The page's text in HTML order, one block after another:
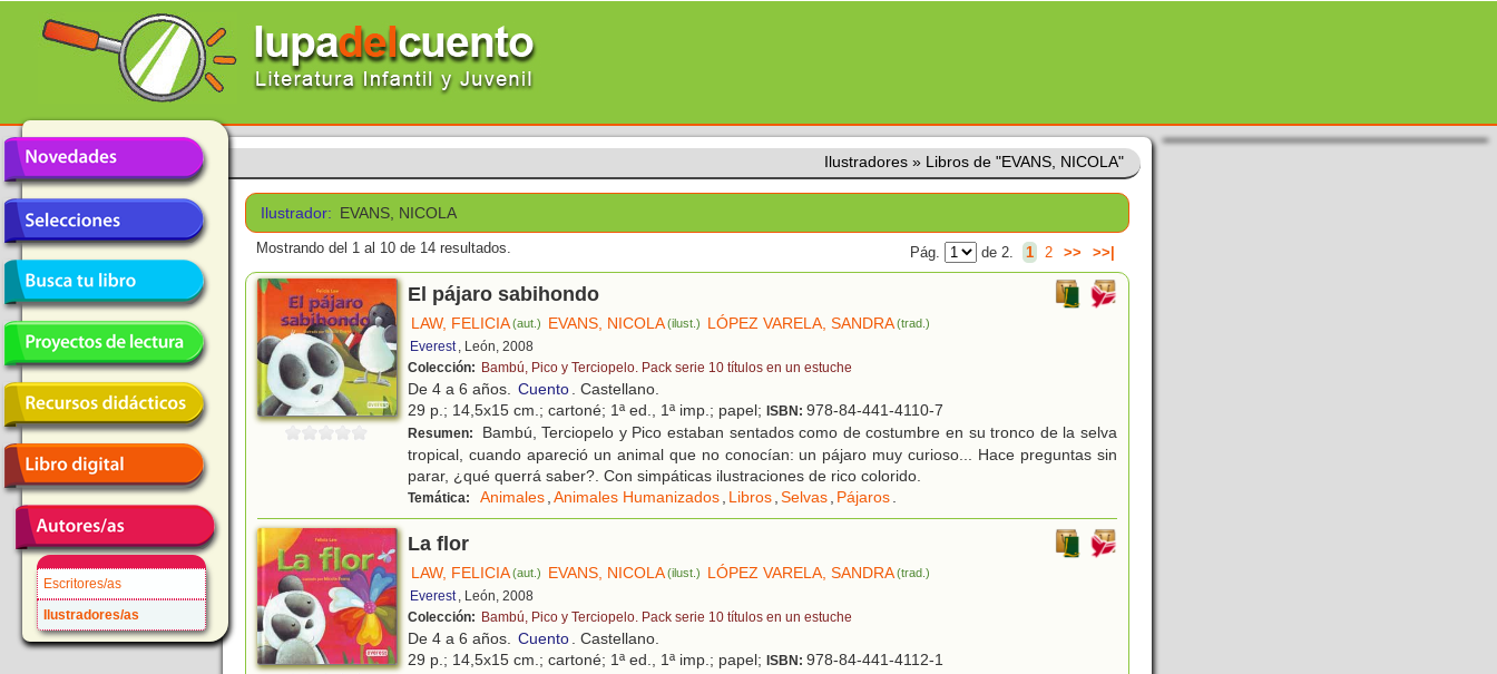
Escritores/as
Ilustradores/as
Ilustradores » Libros de "EVANS, NICOLA"
Ilustrador: EVANS, NICOLA
Mostrando del 1 al 10 de 14 resultados. Pág. de 2. 1 2 >> >>|
El pájaro sabihondo
LAW, FELICIA(aut.) EVANS, NICOLA(ilust.) LÓPEZ VARELA, SANDRA(trad.)
Everest , León, 2008
Colección: Bambú, Pico y Terciopelo. Pack serie 10 títulos en un estuche
De 4 a 6 años. Cuento. Castellano.
29 p.; 14,5x15 cm.; cartoné; 1ª ed., 1ª imp.; papel; ISBN: 978-84-441-4110-7
Resumen:
Bambú, Terciopelo y Pico estaban sentados como de costumbre en su tronco de la selva
tropical, cuando apareció un animal que no conocían: un pájaro muy curioso... Hace preguntas sin
parar, ¿qué querrá saber?. Con simpáticas ilustraciones de rico colorido.
Temática: Animales,Animales Humanizados, Libros,Selvas, Pájaros.
La flor
LAW, FELICIA(aut.) EVANS, NICOLA(ilust.) LÓPEZ VARELA, SANDRA(trad.)
Everest , León, 2008
Colección: Bambú, Pico y Terciopelo. Pack serie 10 títulos en un estuche
De 4 a 6 años. Cuento. Castellano.
29 p.; 14,5x15 cm.; cartoné; 1ª ed., 1ª imp.; papel; ISBN: 978-84-441-4112-1